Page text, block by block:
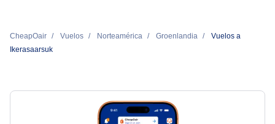
CheapOair Vuelos Norteamérica Groenlandia
Vuelos a
Ikerasaarsuk